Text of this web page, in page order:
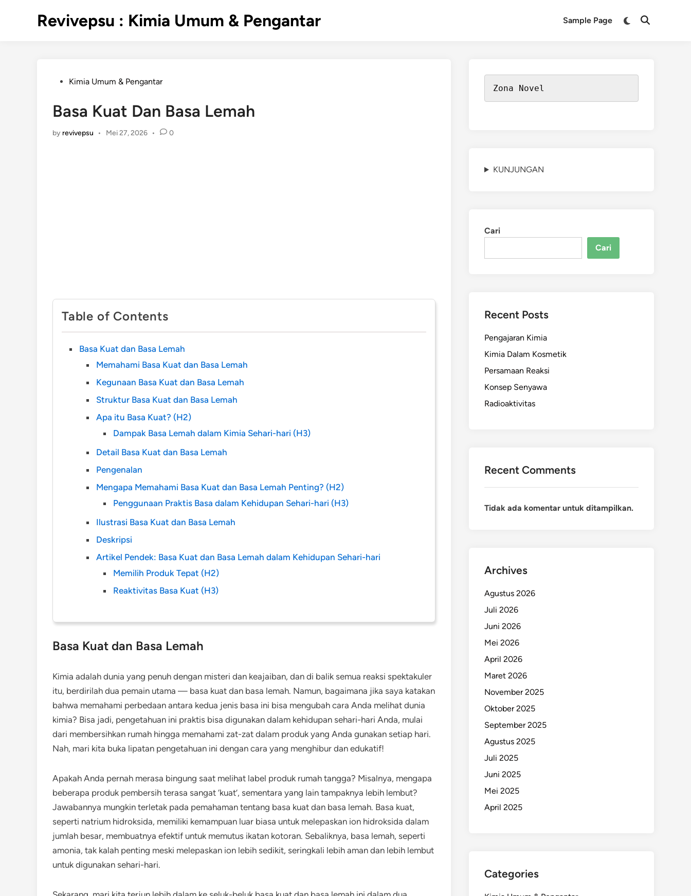
Revivepsu : Kimia Umum & Pengantar Sample Page
Switch
Open
PostedKimia Umum & Pengantar
Basa Kuat Dan Basa Lemah
by revivepsu • Mei 27, 2026 • 0
Table of Contents
Basa Kuat dan Basa Lemah
Memahami Basa Kuat dan Basa Lemah
Kegunaan Basa Kuat dan Basa Lemah
Struktur Basa Kuat dan Basa Lemah
Apa itu Basa Kuat? (H2)
Dampak Basa Lemah dalam Kimia Sehari-hari (H3)
Detail Basa Kuat dan Basa Lemah
Pengenalan
Mengapa Memahami Basa Kuat dan Basa Lemah Penting? (H2)
Penggunaan Praktis Basa dalam Kehidupan Sehari-hari (H3)
Ilustrasi Basa Kuat dan Basa Lemah
Deskripsi
Artikel Pendek: Basa Kuat dan Basa Lemah dalam Kehidupan Sehari-hari
Memilih Produk Tepat (H2)
Reaktivitas Basa Kuat (H3)
Basa Kuat dan Basa Lemah
Kimia adalah dunia yang penuh dengan misteri dan keajaiban, dan di balik semua reaksi spektakuler
itu, berdirilah dua pemain utama — basa kuat dan basa lemah. Namun, bagaimana jika saya katakan
bahwa memahami perbedaan antara kedua jenis basa ini bisa mengubah cara Anda melihat dunia
kimia? Bisa jadi, pengetahuan ini praktis bisa digunakan dalam kehidupan sehari-hari Anda, mulai
dari membersihkan rumah hingga memahami zat-zat dalam produk yang Anda gunakan setiap hari.
Nah, mari kita buka lipatan pengetahuan ini dengan cara yang menghibur dan edukatif!
Apakah Anda pernah merasa bingung saat melihat label produk rumah tangga? Misalnya, mengapa
beberapa produk pembersih terasa sangat ‘kuat’, sementara yang lain tampaknya lebih lembut?
Jawabannya mungkin terletak pada pemahaman tentang basa kuat dan basa lemah. Basa kuat,
seperti natrium hidroksida, memiliki kemampuan luar biasa untuk melepaskan ion hidroksida dalam
jumlah besar, membuatnya efektif untuk memutus ikatan kotoran. Sebaliknya, basa lemah, seperti
amonia, tak kalah penting meski melepaskan ion lebih sedikit, seringkali lebih aman dan lebih lembut
untuk digunakan sehari-hari.
Zona Novel
KUNJUNGAN
Cari
Cari
Recent Posts
Pengajaran Kimia
Kimia Dalam Kosmetik
Persamaan Reaksi
Konsep Senyawa
Radioaktivitas
Recent Comments
Tidak ada komentar untuk ditampilkan.
Archives
Agustus 2026
Juli 2026
Juni 2026
Mei 2026
April 2026
Maret 2026
November 2025
Oktober 2025
September 2025
Agustus 2025
Juli 2025
Juni 2025
Mei 2025
April 2025
Categories